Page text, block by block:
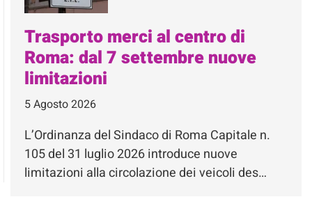
Trasporto merci al centro di
Roma: dal 7 settembre nuove
limitazioni
5 Agosto 2026
L’Ordinanza del Sindaco di Roma Capitale n.
105 del 31 luglio 2026 introduce nuove
limitazioni alla circolazione dei veicoli des…